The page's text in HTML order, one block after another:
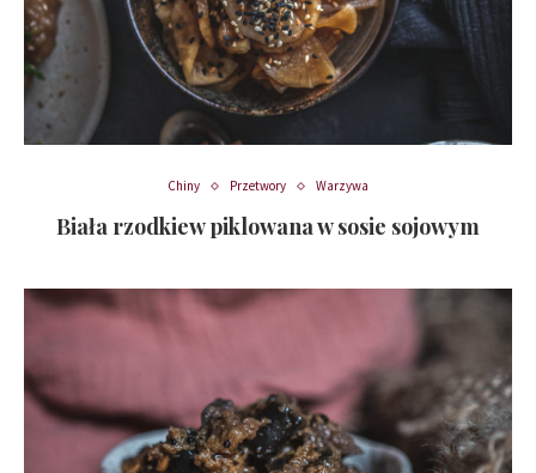
Chiny Przetwory Warzywa
Biała rzodkiew piklowana w sosie sojowym